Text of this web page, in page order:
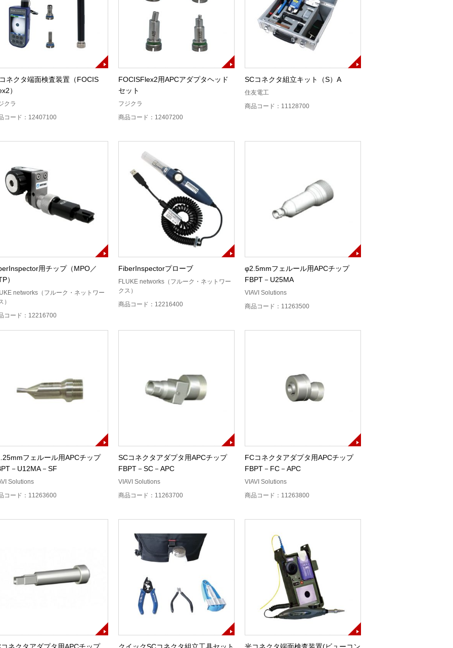
ネクタ端面検査装置（FOCIS
）
クラ
コード：12407100
FOCISFlex2用APCアダプタヘッド
セット
フジクラ
商品コード：12407200
SCコネクタ組立キット（S）A
住友電工
商品コード：11128700
用チップ（MPO／
）
networks（フルーク・ネットワー
）
コード：12216700
FiberInspectorプローブ
FLUKE networks（フルーク・ネットワー
クス）
商品コード：12216400
φ2.5mmフェルール用APCチップ
FBPT－U25MA
VIAVI Solutions
商品コード：11263500
フェルール用APCチップ
－U12MA－SF
Solutions
コード：11263600
SCコネクタアダプタ用APCチップ
FBPT－SC－APC
VIAVI Solutions
商品コード：11263700
FCコネクタアダプタ用APCチップ
FBPT－FC－APC
VIAVI Solutions
商品コード：11263800